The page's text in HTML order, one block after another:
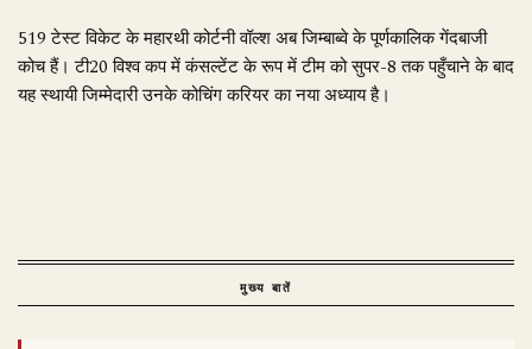
519 टेस्ट विकेट के महारथी कोर्टनी वॉल्श अब जिम्बाब्वे के पूर्णकालिक गेंदबाजी
कोच हैं। टी20 विश्व कप में कंसल्टेंट के रूप में टीम को सुपर-8 तक पहुँचाने के बाद
यह स्थायी जिम्मेदारी उनके कोचिंग करियर का नया अध्याय है।
मुख्य बातें